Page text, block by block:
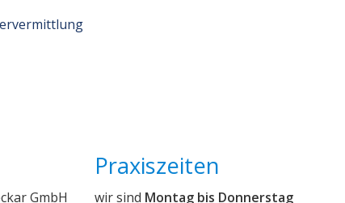
GmbH
Praxiszeiten
wir sind Montag bis Donnerstag